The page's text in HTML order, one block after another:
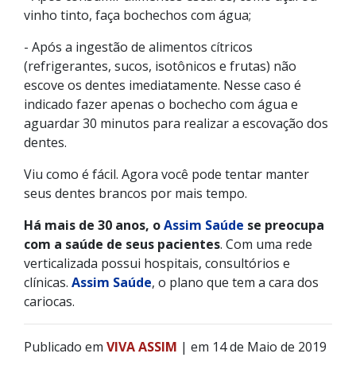
vinho tinto, faça bochechos com água;
- Após a ingestão de alimentos cítricos
(refrigerantes, sucos, isotônicos e frutas) não
escove os dentes imediatamente. Nesse caso é
indicado fazer apenas o bochecho com água e
aguardar 30 minutos para realizar a escovação dos
dentes.
Viu como é fácil. Agora você pode tentar manter
seus dentes brancos por mais tempo.
Há mais de 30 anos, oAssim Saúde se preocupa
com a saúde de seus pacientes. Com uma rede
verticalizada possui hospitais, consultórios e
clínicas. Assim Saúde, o plano que tem a cara dos
cariocas.
Publicado em VIVA ASSIM | em 14 de Maio de 2019